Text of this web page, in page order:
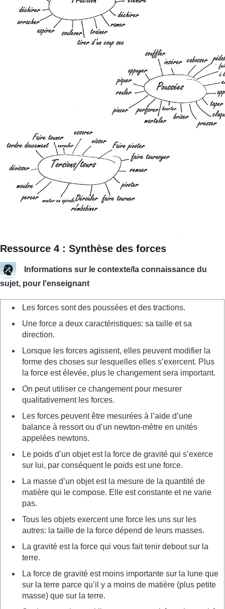
Ressource 4 : Synthèse des forces
Informations sur le contexte/la connaissance du
sujet, pour l'enseignant
Les forces sont des poussées et des tractions.
Une force a deux caractéristiques: sa taille et sa
direction.
Lorsque les forces agissent, elles peuvent modifier la
forme des choses sur lesquelles elles s’exercent. Plus
la force est élevée, plus le changement sera important.
On peut utiliser ce changement pour mesurer
qualitativement les forces.
Les forces peuvent être mesurées à l’aide d’une
balance à ressort ou d’un newton-mètre en unités
appelées newtons.
Le poids d’un objet est la force de gravité qui s’exerce
sur lui, par conséquent le poids est une force.
La masse d’un objet est la mesure de la quantité de
matière qui le compose. Elle est constante et ne varie
pas.
Tous les objets exercent une force les uns sur les
autres: la taille de la force dépend de leurs masses.
La gravité est la force qui vous fait tenir debout sur la
terre.
La force de gravité est moins importante sur la lune que
sur la terre parce qu’il y a moins de matière (plus petite
masse) que sur la terre.